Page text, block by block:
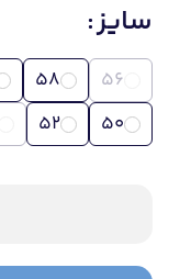
سایز
56
58
50
52